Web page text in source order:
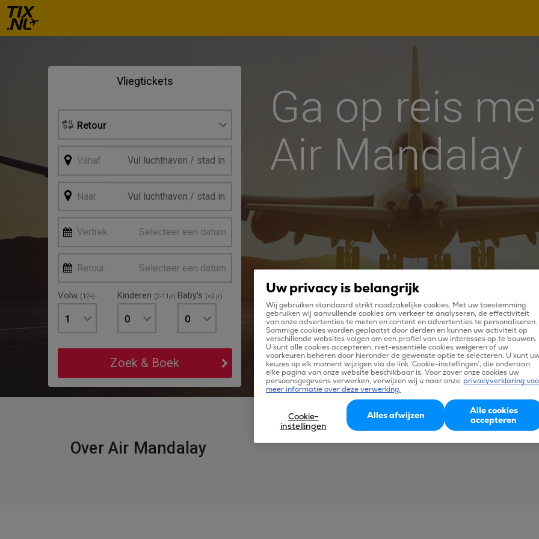
Ga op reis
Air Mandalay
Vliegtickets
Retour
Vanaf
Naar
Vertrek Selecteer een datum
Retour Selecteer een datum
Volw (12+)
1
Kinderen (2-11jr)
0
Baby's (<2 jr)
0
Zoek & Boek
Vertrek - Terug
Over Air Mandalay
Uw privacy is belangrijk
Wij gebruiken standaard strikt noodzakelijke cookies. Met uw toestemming
gebruiken wij aanvullende cookies om verkeer te analyseren, de effectiviteit
van onze advertenties te meten en content en advertenties te personaliseren.
Sommige cookies worden geplaatst door derden en kunnen uw activiteit op
verschillende websites volgen om een profiel van uw interesses op te bouwen.
U kunt alle cookies accepteren, niet-essentiële cookies weigeren of uw
voorkeuren beheren door hieronder de gewenste optie te selecteren. U kunt
keuzes op elk moment wijzigen via de link ‘Cookie-instellingen’, die onderaan
elke pagina van onze website beschikbaar is. Voor zover onze cookies uw
persoonsgegevens verwerken, verwijzen wij u naar onze privacyverklaring
meer informatie over deze verwerking.
Cookie-
instellingen
Alles afwijzen
Alle cookies
accepteren